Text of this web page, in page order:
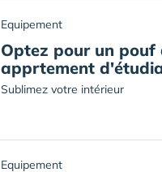
Equipement
Optez pour un pouf
apprtement
Sublimez votre intérieur
Equipement